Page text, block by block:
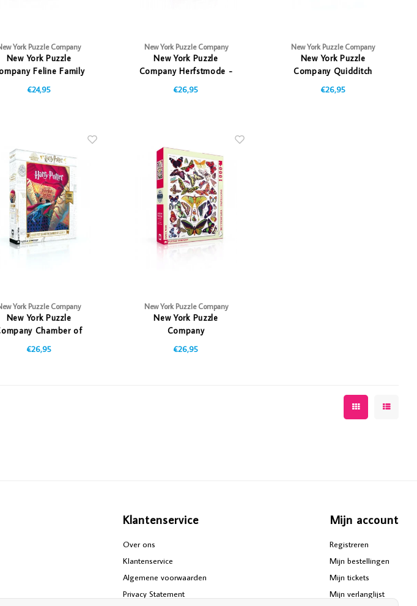
York Puzzle Company
New York Puzzle
Feline Family
€24,95
New York Puzzle Company
New York Puzzle
Company Herfstmode -
€26,95
New York Puzzle Company
New York Puzzle
Company Quidditch
€26,95
York Puzzle Company
New York Puzzle
Chamber of
Secrets - 1000 stukjes
€26,95
New York Puzzle Company
New York Puzzle
Company
Butterflies~Papillons -
1000 stukjes
€26,95
Klantenservice
Over ons
Klantenservice
Algemene voorwaarden
Privacy Statement
Mijn account
Registreren
Mijn bestellingen
Mijn tickets
Mijn verlanglijst